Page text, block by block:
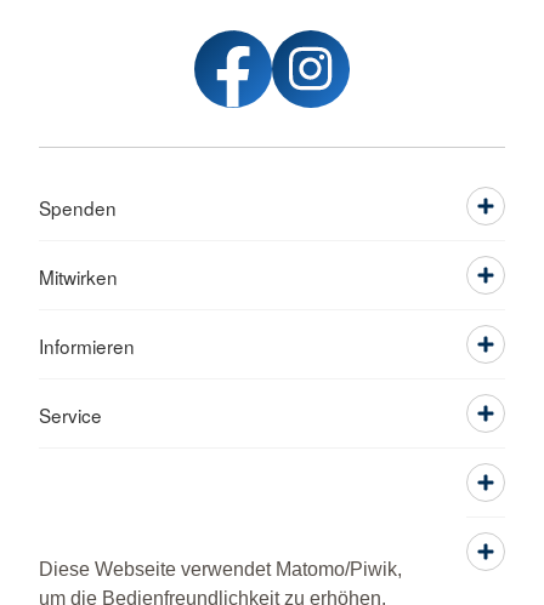
Diese Webseite verwendet Matomo/Piwik,
um die Bedienfreundlichkeit zu erhöhen.
Spenden
Mitwirken
Informieren
Service